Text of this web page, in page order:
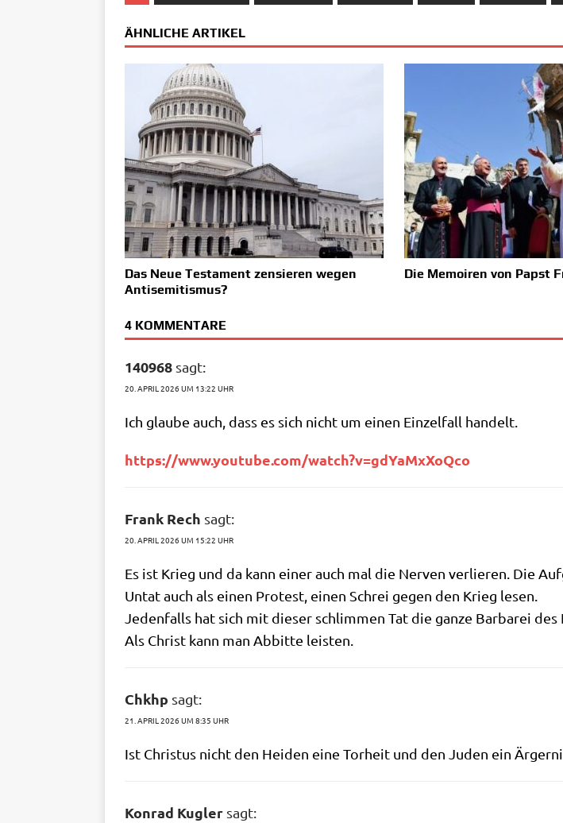
ÄHNLICHE ARTIKEL
Das Neue Testament zensieren wegen
Antisemitismus?
Die Memoiren von Papst
4 KOMMENTARE
140968 sagt:
20. APRIL 2026 UM 13:22 UHR
Ich glau­be auch, dass es sich nicht um einen Ein­zel­fall handelt.
https://​www​.you​tube​.com/​w​a​t​c​h​?​v​=​g​d​Y​a​M​x​X​o​Qco
Frank Rech sagt:
20. APRIL 2026 UM 15:22 UHR
Es ist Krieg und da kann einer auch mal die Ner­ven ver­lie­ren. Die
Untat auch als einen Pro­test, einen Schrei gegen den Krieg lesen.
Jeden­falls hat sich mit die­ser schlim­men Tat die gan­ze Bar­ba­rei
Als Christ kann man Abbit­te leisten.
Chkhp sagt:
21. APRIL 2026 UM 8:35 UHR
Ist Chri­stus nicht den Hei­den eine Tor­heit und den Juden ein
Konrad Kugler sagt: